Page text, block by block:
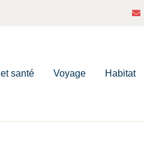
santé Voyage Habitat